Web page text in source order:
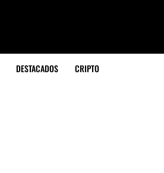
DESTACADOS CRIPTO